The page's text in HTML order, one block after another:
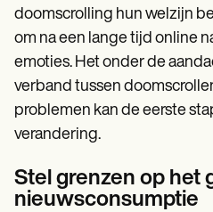
doomscrolling hun welzijn
om na een lange tijd online
emoties. Het onder de
verband tussen
problemen kan de eerste
verandering.
Stel grenzen op het
nieuwsconsumptie